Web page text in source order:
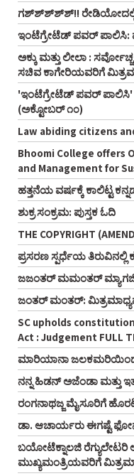
ಗಶ್‌ಶ್‌ಶ್‌ಶ್‌ಶ್!! ರೇಡಿಯೋದಲ್ಲಿ
ಇಂಟೆಗ್ರೇಟೆಡ್‌ ಪವರ್‌ ಪಾಲಿಸಿ:
ಅಕ್ಕು ಮತ್ತು ಲೀಲಾ :
ಸಚಿವ ಕಾಗೇರಿಯವರಿಗೆ
'ಇಂಟೆಗ್ರೇಟೆಡ್‌ ಪವರ್‌ ಪಾಲಿಸಿ'
(ಅಕ್ಟೋಬರ್‌ ೧೦)
Law abiding citizens
Bhoomi College offers
and Management for
ಹತ್ತನೆಯ ವರ್ಷಕ್ಕೆ ಕಾಲಿಟ್ಟ
ಶುಕ್ರ ಸಂಕ್ರಮ: ಪುಸ್ತಕ ಓದಿ
THE COPYRIGHT
ಪ್ರಸರಣ ಸ್ಪರ್ಧೆಯ ತಿರುವಿನಲ್ಲಿ
ಜಜಂತರ್‌ ಮಮಂತರ್‌
ಜಂತರ್‌ ಮಂತರ್‌:
SC upholds
Act : Judgement FULL
ಮಾರಿಯಾನಾ ಜಲಕಮರಿಯಿಂದ
ನನ್ನ ಹಿಡನ್‌ ಅಜೆಂಡಾ ಮತ್ತು
ರಂಗನಾಥಜ್ಜ ಮೈಸೂರಿಗೆ
ಡಾ. ಆಚಾರ್ಯರು ಈಗಷ್ಟೆ ಫೋನ್
ಬಯೋಟೆಕ್ನಾಲಜಿ
ಮುಖ್ಯಮಂತ್ರಿಯವರಿಗೆ